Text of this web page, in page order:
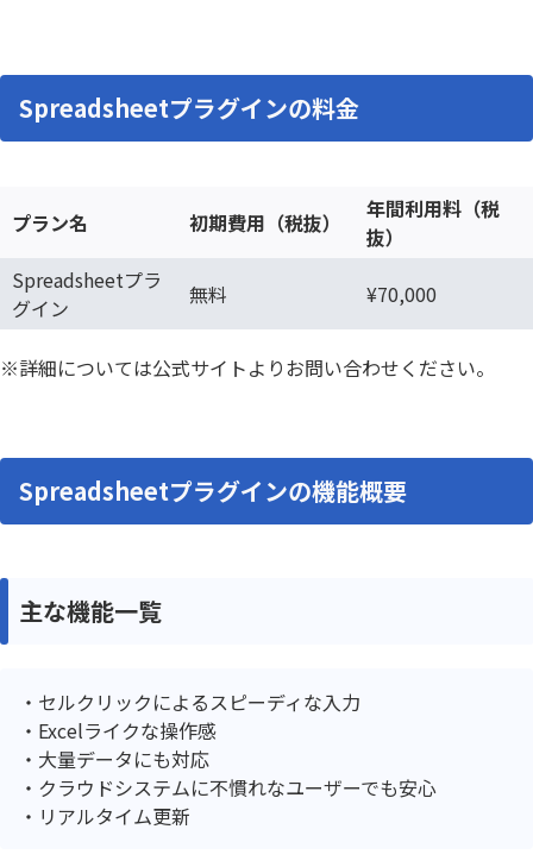
Spreadsheetプラグインの料金
プラン名 初期費用（税抜）
年間利用料（税
抜）
Spreadsheetプラ
グイン
無料 ¥70,000
※詳細については公式サイトよりお問い合わせください。
Spreadsheetプラグインの機能概要
主な機能一覧
セルクリックによるスピーディな入力
Excelライクな操作感
大量データにも対応
クラウドシステムに不慣れなユーザーでも安心
リアルタイム更新